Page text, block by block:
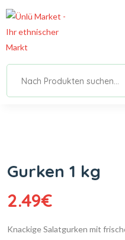
Gurken 1 kg
2.49€
Knackige Salatgurken mit